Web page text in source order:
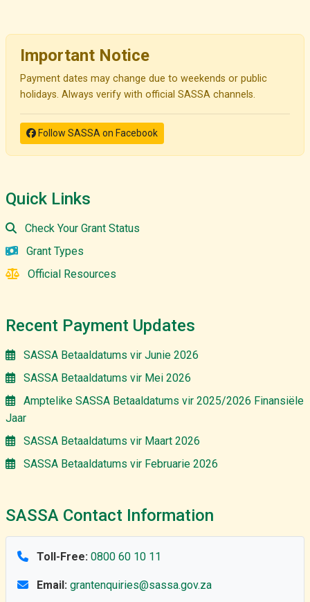
Important Notice
Payment dates may change due to weekends or public
holidays. Always verify with official SASSA channels.
Follow SASSA on Facebook
Quick Links
Check Your Grant Status
Grant Types
Official Resources
Recent Payment Updates
SASSA Betaaldatums vir Junie 2026
SASSA Betaaldatums vir Mei 2026
Amptelike SASSA Betaaldatums vir 2025/2026 Finansiële
Jaar
SASSA Betaaldatums vir Maart 2026
SASSA Betaaldatums vir Februarie 2026
SASSA Contact Information
Toll-Free: 0800 60 10 11
Email: grantenquiries@sassa.gov.za